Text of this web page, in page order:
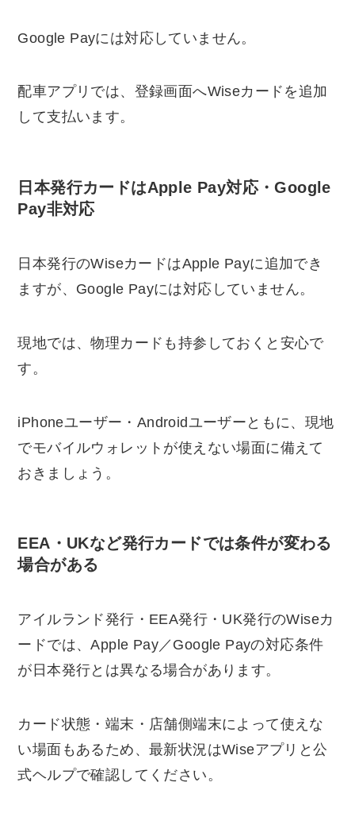
Google Payには対応していません。
配車アプリでは、登録画面へWiseカードを追加
して支払います。
日本発行カードはApple Pay対応・Google
Pay非対応
日本発行のWiseカードはApple Payに追加でき
ますが、Google Payには対応していません。
現地では、物理カードも持参しておくと安心で
す。
iPhoneユーザー・Androidユーザーともに、現地
でモバイルウォレットが使えない場面に備えて
おきましょう。
EEA・UKなど発行カードでは条件が変わる
場合がある
アイルランド発行・EEA発行・UK発行のWiseカ
ードでは、Apple Pay／Google Payの対応条件
が日本発行とは異なる場合があります。
カード状態・端末・店舗側端末によって使えな
い場面もあるため、最新状況はWiseアプリと公
式ヘルプで確認してください。